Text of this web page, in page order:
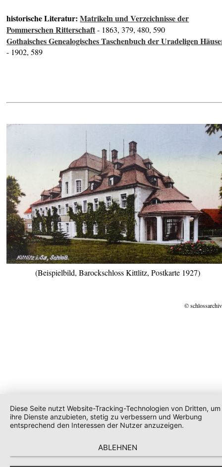
historische Literatur:Matrikeln und Verzeichnisse der
Pommerschen Ritterschaft- 1863, 379, 480, 590
Gothaisches Genealogisches Taschenbuch der Uradeligen
- 1902, 589
(Beispielbild, Barockschloss Kittlitz, Postkarte 1927)
©
Diese Seite nutzt Website-Tracking-Technologien von Dritten, um
ihre Dienste anzubieten, stetig zu verbessern und Werbung
entsprechend den Interessen der Nutzer anzuzeigen.
ABLEHNEN